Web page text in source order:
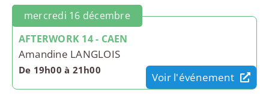
mercredi 16 décembre
AFTERWORK 14 - CAEN
Amandine LANGLOIS
De 19h00 à 21h00
Voir l'événement